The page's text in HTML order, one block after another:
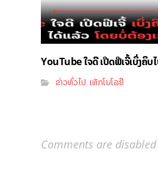
YouTube ໃຈດີ ເປີດຟີເຈີ້ເບິ່ງຄິ
ຂ່າວທົ່ວໄປ,ເທັກໂນໂລຢີ
Comments are disabled